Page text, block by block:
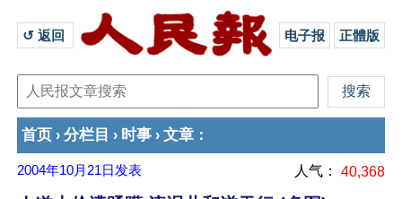
↺ 返回 电子报 正體版
首页 › 分栏目 › 时事 › 文章 ：
2004年10月21日 发表 人气： 40,368